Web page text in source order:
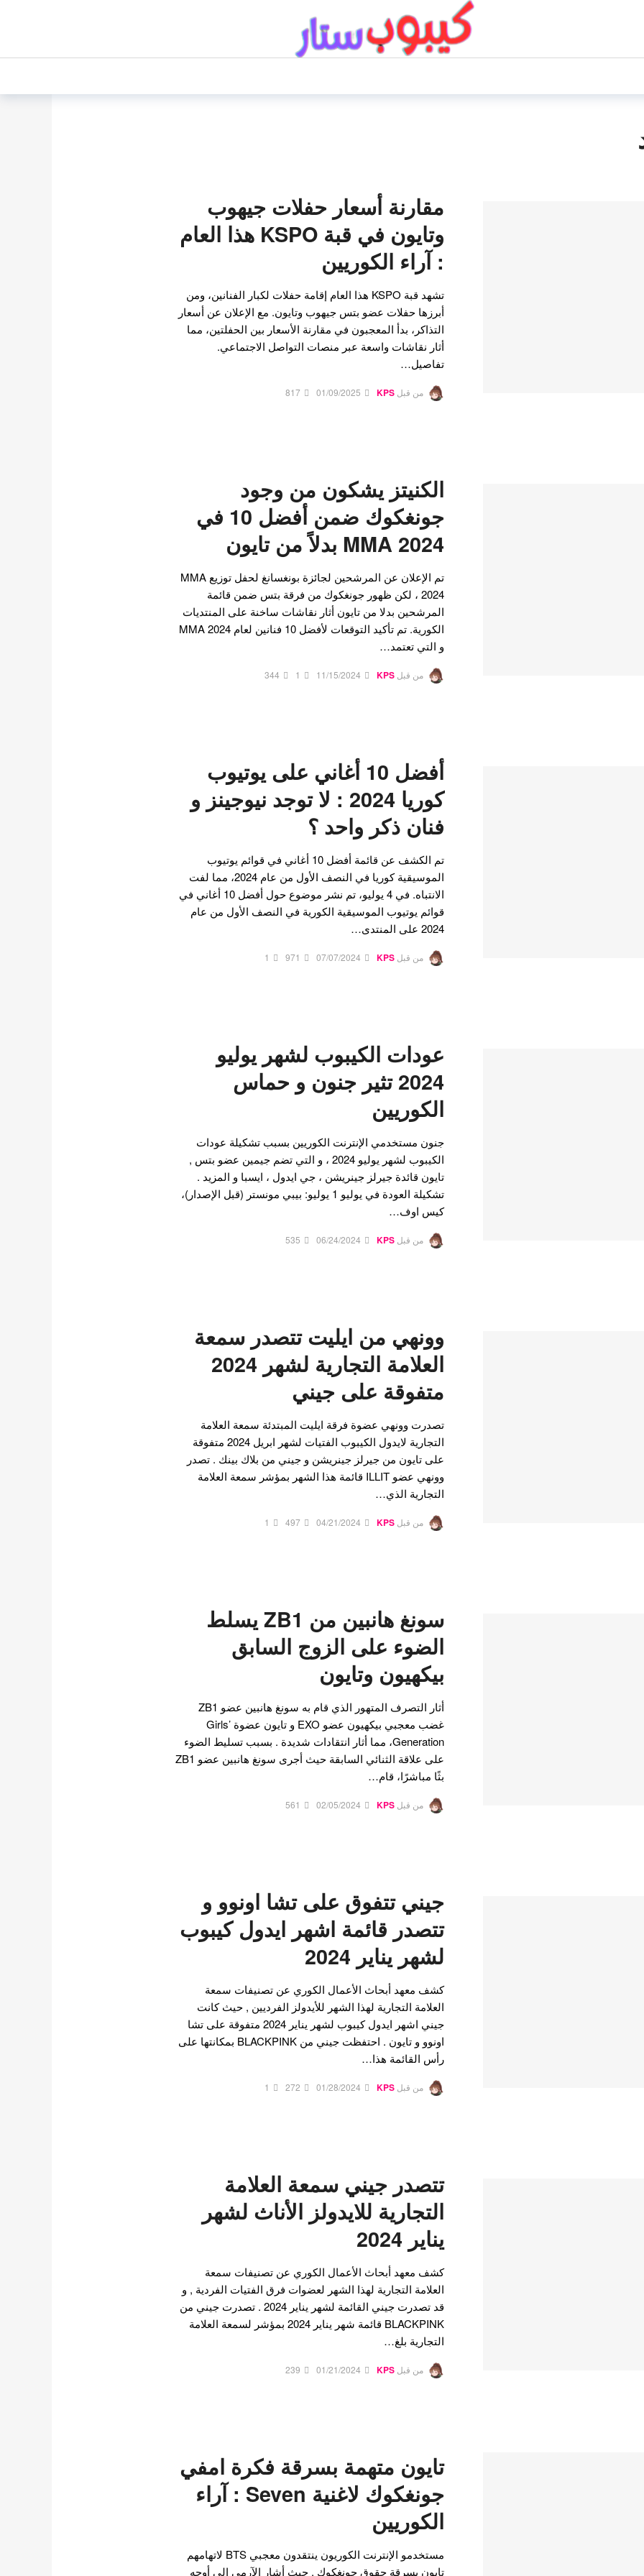
مقارنة أسعار حفلات جيهوب
وتايون في قبة KSPO هذا العام
: آراء الكوريين
تشهد قبة KSPO هذا العام إقامة حفلات لكبار الفنانين، ومن
أبرزها حفلات عضو بتس جيهوب وتايون. مع الإعلان عن أسعار
التذاكر، بدأ المعجبون في مقارنة الأسعار بين الحفلتين، مما
أثار نقاشات واسعة عبر منصات التواصل الاجتماعي.
تفاصيل…
من قبل KPS
01/09/2025
817
الكنيتز يشكون من وجود
جونغكوك ضمن أفضل 10 في
MMA 2024 بدلاً من تايون
تم الإعلان عن المرشحين لجائزة بونغسانغ لحفل توزيع MMA
2024 ، لكن ظهور جونغكوك من فرقة بتس ضمن قائمة
المرشحين بدلا من تايون أثار نقاشات ساخنة على المنتديات
الكورية. تم تأكيد التوقعات لأفضل 10 فنانين لعام MMA 2024
و التي تعتمد…
من قبل KPS
11/15/2024
1
344
أفضل 10 أغاني على يوتيوب
كوريا 2024 : لا توجد نيوجينز و
فنان ذكر واحد ؟
تم الكشف عن قائمة أفضل 10 أغاني في قوائم يوتيوب
الموسيقية كوريا في النصف الأول من عام 2024، مما لفت
الانتباه. في 4 يوليو، تم نشر موضوع حول أفضل 10 أغاني في
قوائم يوتيوب الموسيقية الكورية في النصف الأول من عام
2024 على المنتدى…
من قبل KPS
07/07/2024
971
1
عودات الكيبوب لشهر يوليو
2024 تثير جنون و حماس
الكوريين
جنون مستخدمي الإنترنت الكوريين بسبب تشكيلة عودات
الكيبوب لشهر يوليو 2024 ، و التي تضم جيمين عضو بتس ,
تايون قائدة جيرلز جينريشن ، جي ايدول ، ايسبا و المزيد .
تشكيلة العودة في يوليو 1 يوليو: بيبي مونستر (قبل الإصدار)،
كيس اوف…
من قبل KPS
06/24/2024
535
وونهي من ايليت تتصدر سمعة
العلامة التجارية لشهر 2024
متفوقة على جيني
تصدرت وونهي عضوة فرقة ايليت المبتدئة سمعة العلامة
التجارية لايدول الكيبوب الفتيات لشهر ابريل 2024 متفوقة
على تايون من جيرلز جينريشن و جيني من بلاك بينك . تصدر
وونهي عضو ILLIT قائمة هذا الشهر بمؤشر سمعة العلامة
التجارية الذي…
من قبل KPS
04/21/2024
497
1
سونغ هانبين من ZB1 يسلط
الضوء على الزوج السابق
بيكهيون وتايون
أثار التصرف المتهور الذي قام به سونغ هانبين عضو ZB1
غضب معجبي بيكهيون عضو EXO و تايون عضوة Girls’
Generation، مما أثار انتقادات شديدة . بسبب تسليط الضوء
على علاقة الثنائي السابقة حيث أجرى سونغ هانبين عضو ZB1
بثًا مباشرًا، قام…
من قبل KPS
02/05/2024
561
جيني تتفوق على تشا اونوو و
تتصدر قائمة اشهر ايدول كيبوب
لشهر يناير 2024
كشف معهد أبحاث الأعمال الكوري عن تصنيفات سمعة
العلامة التجارية لهذا الشهر للأيدولز الفرديين , حيث كانت
جيني اشهر ايدول كيبوب لشهر يناير 2024 متفوقة على تشا
اونوو و تايون . احتفظت جيني من BLACKPINK بمكانتها على
رأس القائمة هذا…
من قبل KPS
01/28/2024
272
1
تتصدر جيني سمعة العلامة
التجارية للايدولز الأناث لشهر
يناير 2024
كشف معهد أبحاث الأعمال الكوري عن تصنيفات سمعة
العلامة التجارية لهذا الشهر لعضوات فرق الفتيات الفردية , و
قد تصدرت جيني القائمة لشهر يناير 2024 . تصدرت جيني من
BLACKPINK قائمة شهر يناير 2024 بمؤشر لسمعة العلامة
التجارية بلغ…
من قبل KPS
01/21/2024
239
تايون متهمة بسرقة فكرة امفي
جونغكوك لاغنية Seven : آراء
الكوريين
مستخدمو الإنترنت الكوريون ينتقدون معجبي BTS لاتهامهم
تايون بسرقة حقوق جونغكوك . حيث أشار الآرمي إلى أوجه